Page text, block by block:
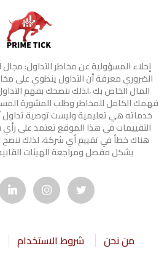
إخلاء المسؤولية عن مخاطر التداول:
الضروري معرفة أن التداول ينطوي على
المال الخاص بك ،لذلك ننصحك بفهم
فهمك الكامل للمخاطر وطلب المشورة
خدماته هي تعليمية وليست توصية تداول
التقييمات في هذا الموقع تعتمد على
هناك خطأ في تقييم أي شركة، لذلك ننصح
بشكل مفصل ومراجعة الهيئات
من نحن شروط الاستخدام